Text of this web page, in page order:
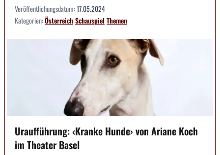
Veröffentlichungsdatum:17.05.2024
Kategorien:ÖsterreichSchauspiel Themen
Uraufführung: ‹Kranke Hunde› von Ariane Koch
im Theater Basel